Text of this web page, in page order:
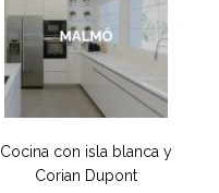
Cocina con isla blanca y
Corian Dupont